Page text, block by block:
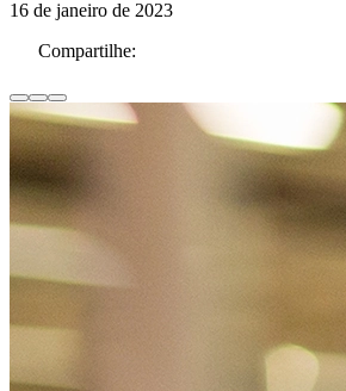
16 de janeiro de 2023
Compartilhe: